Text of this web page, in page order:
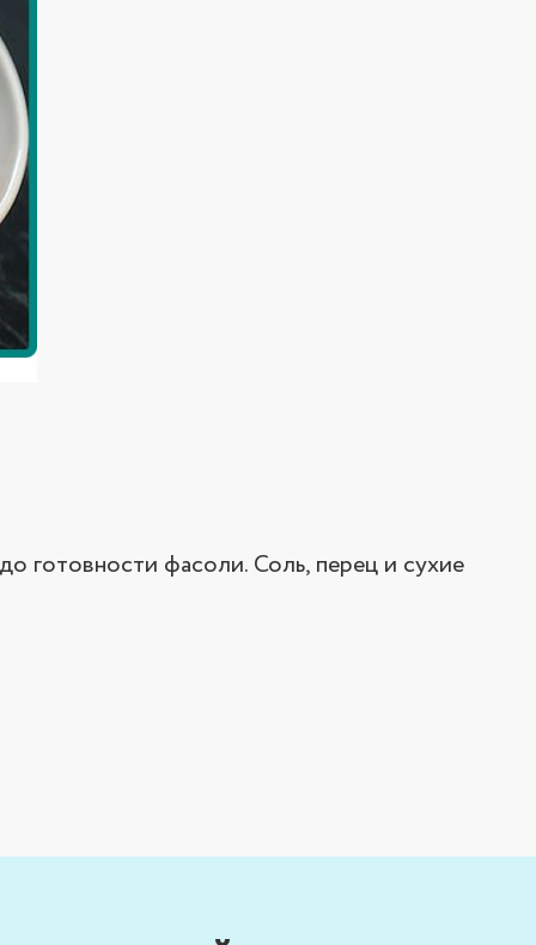
готовности фасоли. Соль, перец и сухие